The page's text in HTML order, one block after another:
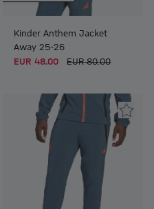
Kinder Anthem Jacket
Away 25-26
EUR 48.00
EUR 80.00